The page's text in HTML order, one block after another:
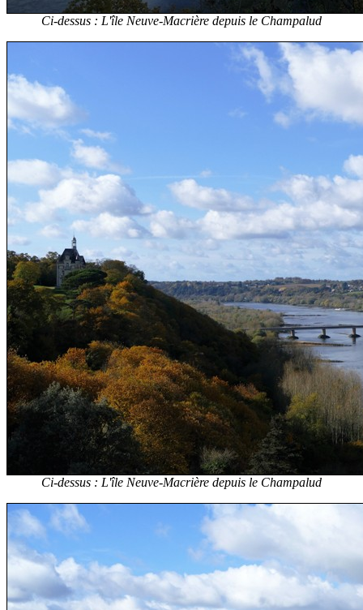
Ci-dessus : L'île Neuve-Macrière depuis le Champalud
Ci-dessus : L'île Neuve-Macrière depuis le Champalud